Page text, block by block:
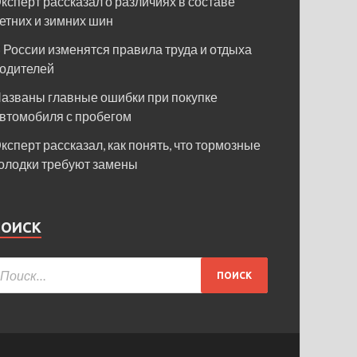
и зимних шин
России изменятся правила труда и отдыха
главные ошибки при покупке
с пробегом
рассказал, как понять, что тормозные
требуют замены